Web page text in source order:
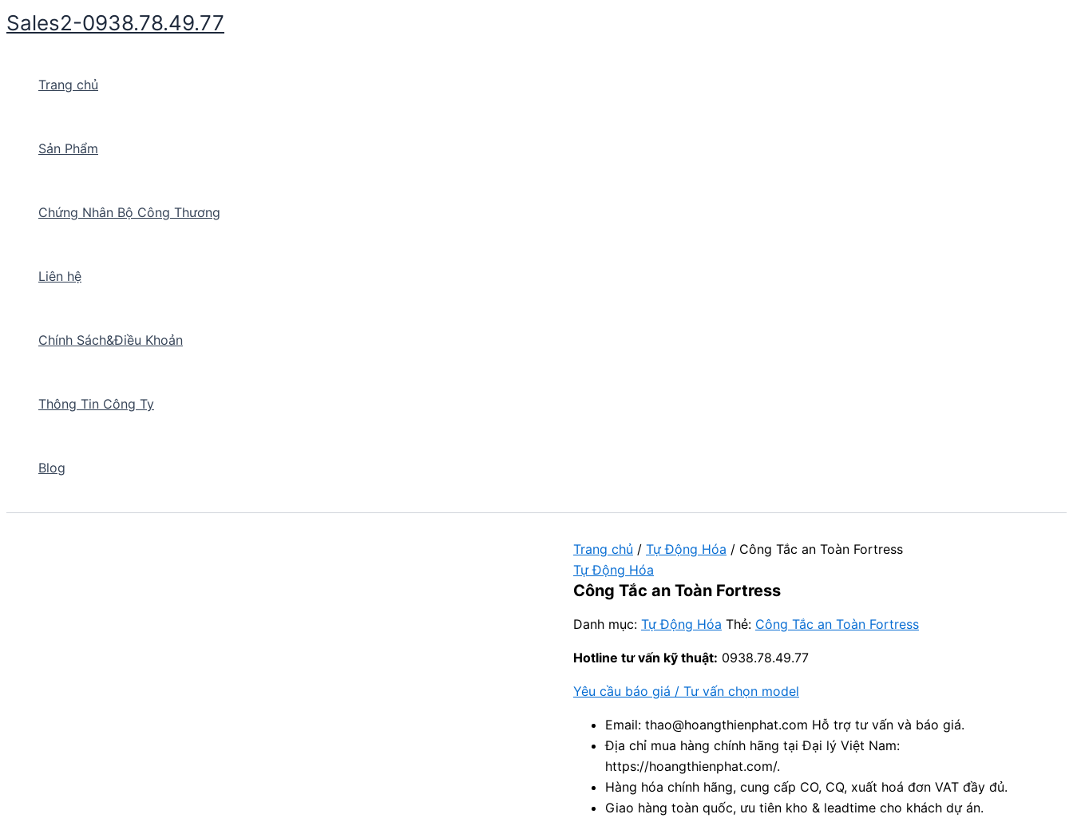
Nhảy
tới
Sales2-0938.78.49.77
Trang chủ
Sản Phẩm
Chứng Nhân Bộ Công Thương
Liên hệ
Chính Sách&Điều Khoản
Thông Tin Công Ty
Blog
Trang chủ / Tự Động Hóa / Công Tắc an Toàn Fortress
Tự Động Hóa
Công Tắc an Toàn Fortress
Danh mục: Tự Động Hóa Thẻ: Công Tắc an Toàn Fortress
Hotline tư vấn kỹ thuật: 0938.78.49.77
Yêu cầu báo giá / Tư vấn chọn model
Email: thao@hoangthienphat.com Hỗ trợ tư vấn và báo giá.
Địa chỉ mua hàng chính hãng tại Đại lý Việt Nam:
https://hoangthienphat.com/.
Hàng hóa chính hãng, cung cấp CO, CQ, xuất hoá đơn VAT đầy đủ.
Giao hàng toàn quốc, ưu tiên kho & leadtime cho khách dự án.